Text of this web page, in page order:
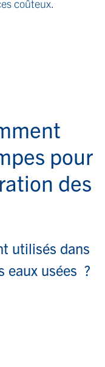
coûteux.
pour
des
utilisés dans
eaux usées ?